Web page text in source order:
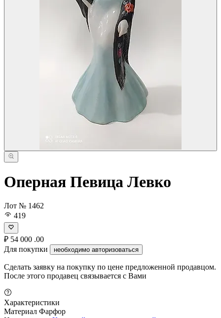
Оперная Певица Левко
Лот № 1462
419
₽ 54 000 .00
Для покупки
необходимо авторизоваться
Сделать заявку на покупку по цене предложенной продавцом.
После этого продавец связывается с Вами
Характеристики
Материал Фарфор